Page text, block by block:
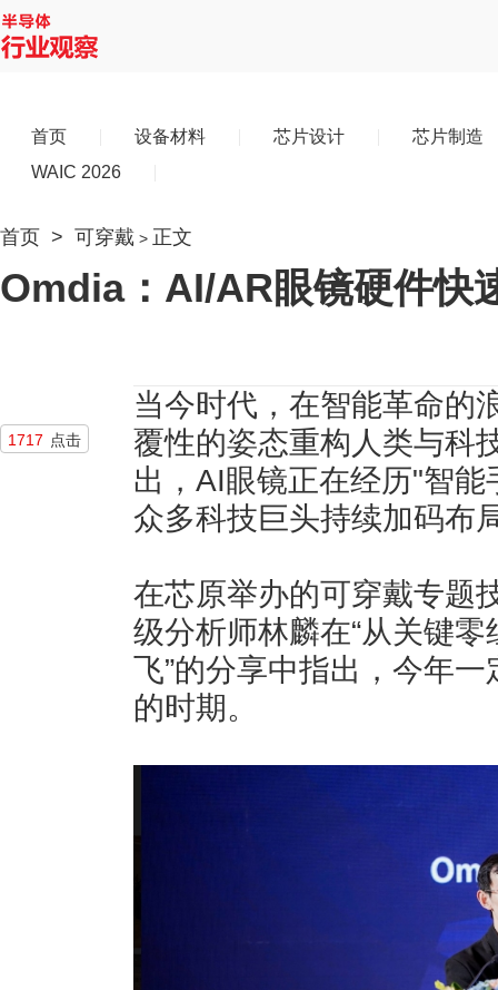
首页 设备材料 芯片设计
芯片制造
WAIC 2026
首页 > 可穿戴 > 正文
Omdia：AI/AR眼镜硬件快
1717 点击
当今时代，在智能革命的
覆性的姿态重构人类与科
出，AI眼镜正在经历"智
众多科技巨头持续加码布
在芯原举办的可穿戴专题
级分析师林麟在“从关键
飞”的分享中指出，今年
的时期。